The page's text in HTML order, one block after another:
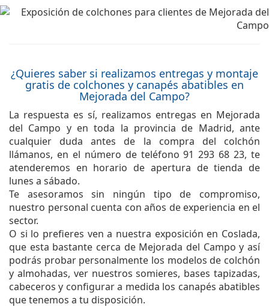
¿Quieres saber si realizamos entregas y montaje
gratis de colchones y canapés abatibles en
Mejorada del Campo?
La respuesta es sí, realizamos entregas en Mejorada
del Campo y en toda la provincia de Madrid, ante
cualquier duda antes de la compra del colchón
llámanos, en el número de teléfono 91 293 68 23, te
atenderemos en horario de apertura de tienda de
lunes a sábado.
Te asesoramos sin ningún tipo de compromiso,
nuestro personal cuenta con años de experiencia en el
sector.
O si lo prefieres ven a nuestra exposición en Coslada,
que esta bastante cerca de Mejorada del Campo y así
podrás probar personalmente los modelos de colchón
y almohadas, ver nuestros somieres, bases tapizadas,
cabeceros y configurar a medida los canapés abatibles
que tenemos a tu disposición.